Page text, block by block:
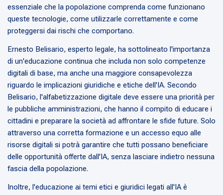
essenziale che la popolazione comprenda come funzionano
queste tecnologie, come utilizzarle correttamente e come
proteggersi dai rischi che comportano.
Ernesto Belisario, esperto legale, ha sottolineato l'importanza
di un'educazione continua che includa non solo competenze
digitali di base, ma anche una maggiore consapevolezza
riguardo le implicazioni giuridiche e etiche dell'IA. Secondo
Belisario, l'alfabetizzazione digitale deve essere una priorità per
le pubbliche amministrazioni, che hanno il compito di educare i
cittadini e preparare la società ad affrontare le sfide future. Solo
attraverso una corretta formazione e un accesso equo alle
risorse digitali si potrà garantire che tutti possano beneficiare
delle opportunità offerte dall'IA, senza lasciare indietro nessuna
fascia della popolazione.
Inoltre, l'educazione ai temi etici e giuridici legati all'IA è